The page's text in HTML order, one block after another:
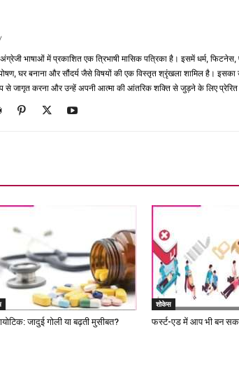
अंग्रेजी भाषाओं में प्रकाशित एक त्रिभाषी मासिक पत्रिका है। इसमें धर्म,
घर बनाना और सौंदर्य जैसे विषयों की एक विस्तृत श्रृंखला शामिल है। इसका
से जागृत करना और उन्हें अपनी आत्मा की आंतरिक शक्ति से जुड़ने के लिए प्रेरित
जादुई गोली या बढ़ती मुसीबत?
शोकेस
फर्स्ट-एड में आप भी बन